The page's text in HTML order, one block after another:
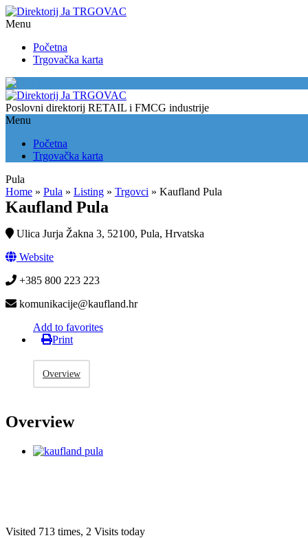
Menu
Početna
Trgovačka karta
Poslovni direktorij RETAIL i FMCG industrije
Menu
Početna
Trgovačka karta
Pula
Home » Pula » Listing » Trgovci » Kaufland Pula
Kaufland Pula
Ulica Jurja Žakna 3, 52100, Pula, Hrvatska
Website
+385 800 223 223
komunikacije@kaufland.hr
Add to favorites
Print
Overview
Overview
Visited 713 times, 2 Visits today